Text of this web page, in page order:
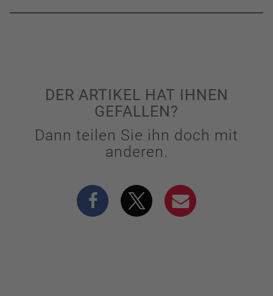
DER ARTIKEL HAT IHNEN
GEFALLEN?
Dann teilen Sie ihn doch mit
anderen.